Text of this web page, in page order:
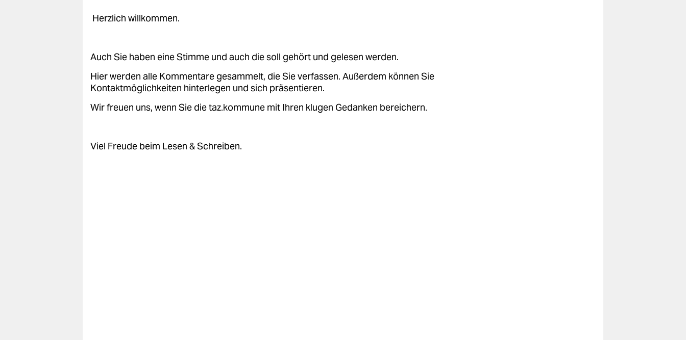
unterstützen
genossenschaft
epaper login
Herzlich willkommen.
Auch Sie haben eine Stimme und auch die soll gehört und gelesen werden.
Hier werden alle Kommentare gesammelt, die Sie verfassen. Außerdem können Sie
Kontaktmöglichkeiten hinterlegen und sich präsentieren.
Wir freuen uns, wenn Sie die taz.kommune mit Ihren klugen Gedanken bereichern.
Viel Freude beim Lesen & Schreiben.